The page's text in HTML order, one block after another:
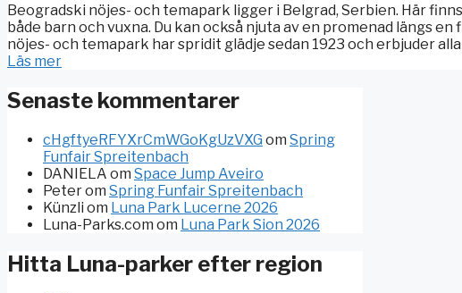
Beogradski nöjes- och temapark ligger i Belgrad, Serbien. Här
både barn och vuxna. Du kan också njuta av en promenad längs
nöjes- och temapark har spridit glädje sedan 1923 och erbjuder
Läs mer
Senaste kommentarer
cHgftyeRFYXrCmWGoKgUzVXG om Spring
Funfair Spreitenbach
DANIELA om Space Jump Aveiro
Peterom Spring Funfair Spreitenbach
Künzli om Luna Park Lucerne 2026
Luna-Parks.com om Luna Park Sion 2026
Hitta Luna-parker efter region